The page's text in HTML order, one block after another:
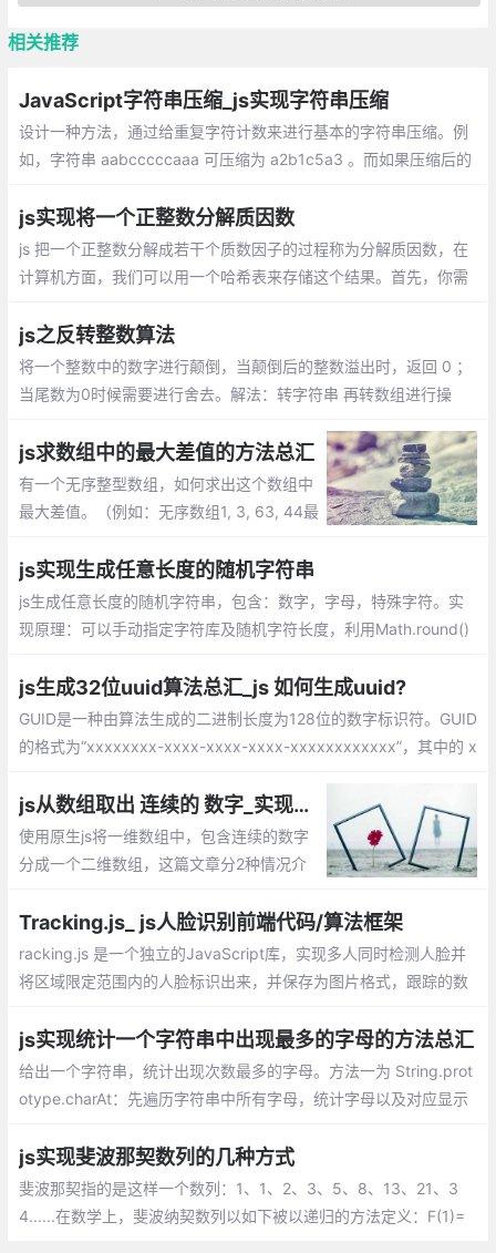
相关推荐
JavaScript字符串压缩_js实现字符串压缩
设计一种方法，通过给重复字符计数来进行基本的字符串压缩。例
如，字符串 aabcccccaaa 可压缩为 a2b1c5a3 。而如果压缩后的
串仅包括a-z的字母
js实现将一个正整数分解质因数
js 把一个正整数分解成若干个质数因子的过程称为分解质因数，在
计算机方面，我们可以用一个哈希表来存储这个结果。首先，你需
js之反转整数算法
将一个整数中的数字进行颠倒，当颠倒后的整数溢出时，返回 0 ；
当尾数为0时候需要进行舍去。解法：转字符串 再转数组进行操
js求数组中的最大差值的方法总汇
有一个无序整型数组，如何求出这个数组中
最大差值。（例如：无序数组1, 3, 63, 44最
数组，找到最大值和最小值，返回差值
js实现生成任意长度的随机字符串
js生成任意长度的随机字符串，包含：数字，字母，特殊字符。实
现原理：可以手动指定字符库及随机字符长度，利用Math.round()
js生成32位uuid算法总汇_js 如何生成uuid?
GUID是一种由算法生成的二进制长度为128位的数字标识符。GUID
的格式为“xxxxxxxx-xxxx-xxxx-xxxx-xxxxxxxxxxxx”，其中的 x
计算机和计算机集群都不会生成两个相同的GUID。
js从数组取出 连续的 数字_实现一维数组中连续数字分成几个连续的数字数组
使用原生js将一维数组中，包含连续的数字
分成一个二维数组，这篇文章分2种情况介
个数字。
Tracking.js_ js人脸识别前端代码/算法框架
racking.js 是一个独立的JavaScript库，实现多人同时检测人脸并
将区域限定范围内的人脸标识出来，并保存为图片格式，跟踪的数
定颜色，或者检测一个人体/脸的出现与移动，来触发JavaScript
事件。
js实现统计一个字符串中出现最多的字母的方法总汇
给出一个字符串，统计出现次数最多的字母。方法一为 String.prot
otype.charAt：先遍历字符串中所有字母，统计字母以及对应显示
otype.split：逻辑和方法一相同，只不过是通过 split 直接把字符串
先拆成数组。
js实现斐波那契数列的几种方式
斐波那契指的是这样一个数列：1、1、2、3、5、8、13、21、3
4......在数学上，斐波纳契数列以如下被以递归的方法定义：F(1)=